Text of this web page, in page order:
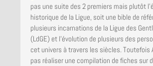
pas une suite des 2 premiers mais plutôt
historique de la Ligue, soit une bible de
plusieurs incarnations de la Ligue des
(LdGE) et l’évolution de plusieurs des
cet univers à travers les siècles. Toutefois
pas réaliser une compilation de fiches sur